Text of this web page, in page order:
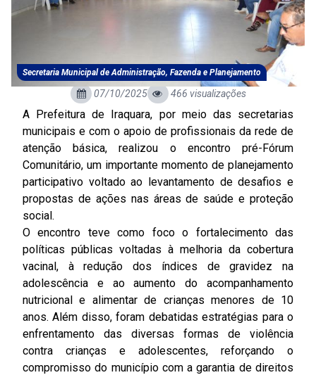
Secretaria Municipal de Administração, Fazenda e Planejamento
07/10/2025 466 visualizações
A Prefeitura de Iraquara, por meio das secretarias
municipais e com o apoio de profissionais da rede de
atenção básica, realizou o encontro pré-Fórum
Comunitário, um importante momento de planejamento
participativo voltado ao levantamento de desafios e
propostas de ações nas áreas de saúde e proteção
social.
O encontro teve como foco o fortalecimento das
políticas públicas voltadas à melhoria da cobertura
vacinal, à redução dos índices de gravidez na
adolescência e ao aumento do acompanhamento
nutricional e alimentar de crianças menores de 10
anos. Além disso, foram debatidas estratégias para o
enfrentamento das diversas formas de violência
contra crianças e adolescentes, reforçando o
compromisso do município com a garantia de direitos